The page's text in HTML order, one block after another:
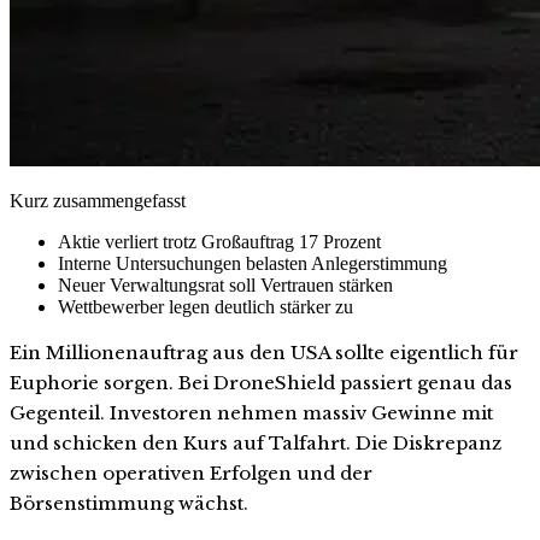
Kurz zusammengefasst
Aktie verliert trotz Großauftrag 17 Prozent
Interne Untersuchungen belasten Anlegerstimmung
Neuer Verwaltungsrat soll Vertrauen stärken
Wettbewerber legen deutlich stärker zu
Ein Millionenauftrag aus den USA sollte eigentlich für
Euphorie sorgen. Bei DroneShield passiert genau das
Gegenteil. Investoren nehmen massiv Gewinne mit
und schicken den Kurs auf Talfahrt. Die Diskrepanz
zwischen operativen Erfolgen und der
Börsenstimmung wächst.